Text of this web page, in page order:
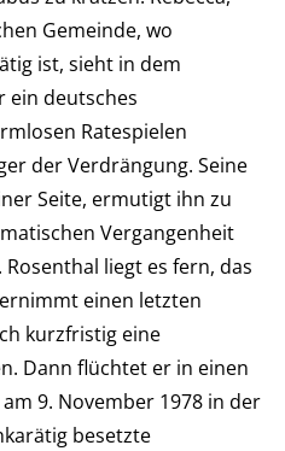
Gemeinde, wo
ist, sieht in dem
ein deutsches
Ratespielen
der Verdrängung. Seine
Seite, ermutigt ihn zu
Vergangenheit
liegt es fern, das
einen letzten
kurzfristig eine
Dann flüchtet er in einen
9. November 1978 in der
besetzte